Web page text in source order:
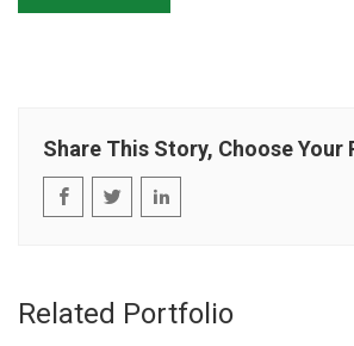
Share This Story, Choose Your
Related Portfolio